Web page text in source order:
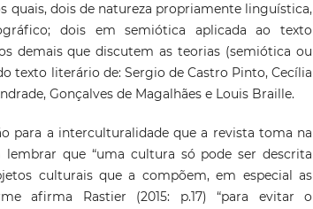
quais, dois de natureza propriamente linguística,
dois em semiótica aplicada ao texto
demais que discutem as teorias (semiótica ou
texto literário de: Sergio de Castro Pinto, Cecília
Gonçalves de Magalhães e Louis Braille.
para a interculturalidade que a revista toma na
lembrar que “uma cultura só pode ser descrita
culturais que a compõem, em especial as
afirma Rastier (2015: p.17) “para evitar o